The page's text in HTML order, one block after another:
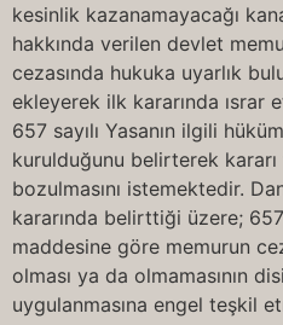
kesinlik kazanamayacağı
hakkında verilen devlet
cezasında hukuka uyarlık
ekleyerek ilk kararında ısrar
657 sayılı Yasanın ilgili
kurulduğunu belirterek
bozulmasını istemektedir.
kararında belirttiği üzere; 657
maddesine göre memurun
olması ya da olmamasının
uygulanmasına engel teşkil